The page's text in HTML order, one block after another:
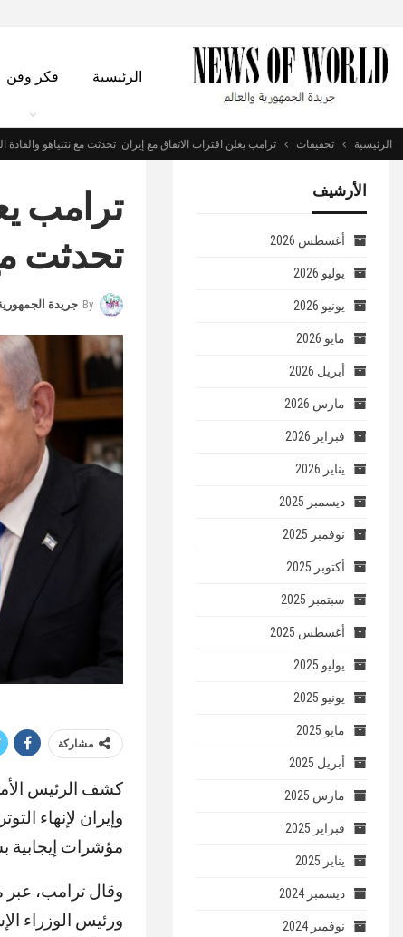
الرئيسية فكر وفن
الرئيسية تحقيقات ترامب يعلن اقتراب الاتفاق مع إيران: تحدثت مع نتنياهو والقادة
ترامب
تحدثت
By جريدة
مشاركة
كشف الرئيس
وإيران لإنهاء
مؤشرات إيجابية
وقال ترامب،
ورئيس الوزراء
الأرشيف
أغسطس 2026
يوليو 2026
يونيو 2026
مايو 2026
أبريل 2026
مارس 2026
فبراير 2026
يناير 2026
ديسمبر 2025
نوفمبر 2025
أكتوبر 2025
سبتمبر 2025
أغسطس 2025
يوليو 2025
يونيو 2025
مايو 2025
أبريل 2025
مارس 2025
فبراير 2025
يناير 2025
ديسمبر 2024
نوفمبر 2024